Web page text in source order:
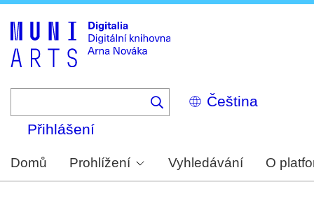
Select
your
Přihlášení
Domů Prohlížení Vyhledávání O